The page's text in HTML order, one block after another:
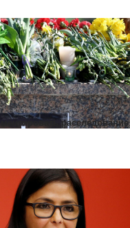
расследование